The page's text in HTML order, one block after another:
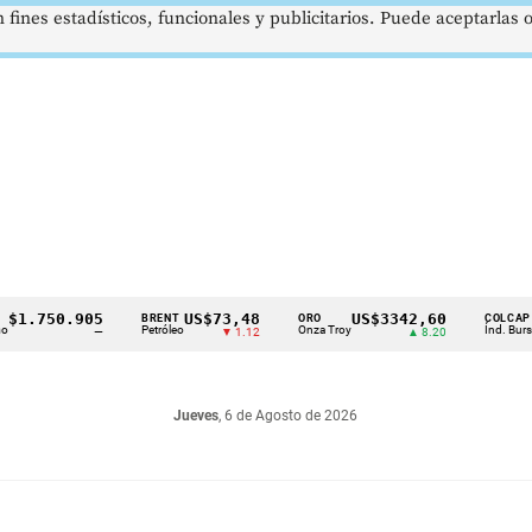
BRENT
Petróleo
US$73,48
▼ 1.12 Onza Troy
US$3342,60
▲ 8.20
COLCAP
Índ. Bursátil
Jueves, 6 de Agosto de 2026
estadísticos, funcionales y publicitarios. Puede aceptarlas